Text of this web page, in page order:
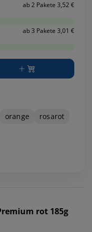
ab 2 Pakete 3,52 €
ab 3 Pakete 3,01 €
orange
rosarot
rot 185g